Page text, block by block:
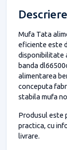
Mufa Tata
eficiente este
disponibilitate
banda
alimentarea
conceputa
stabila mufa
Produsul este
practica, cu
livrare.